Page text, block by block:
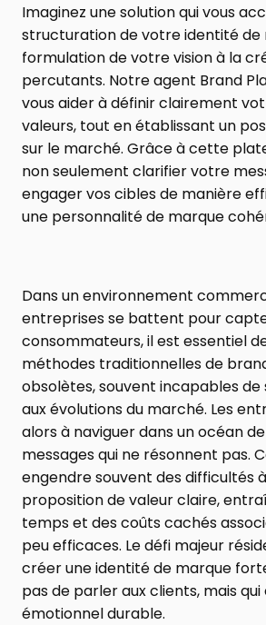
Imaginez une solution qui vous
structuration de votre identité de
formulation de votre vision à la
percutants. Notre agent Brand
vous aider à définir clairement
valeurs, tout en établissant un
sur le marché. Grâce à cette
non seulement clarifier votre
engager vos cibles de manière
une personnalité de marque
Dans un environnement
entreprises se battent pour
consommateurs, il est essentiel
méthodes traditionnelles de
obsolètes, souvent incapables
aux évolutions du marché. Les
alors à naviguer dans un océan
messages qui ne résonnent pas.
engendre souvent des difficultés
proposition de valeur claire,
temps et des coûts cachés
peu efficaces. Le défi majeur
créer une identité de marque
pas de parler aux clients, mais
émotionnel durable.